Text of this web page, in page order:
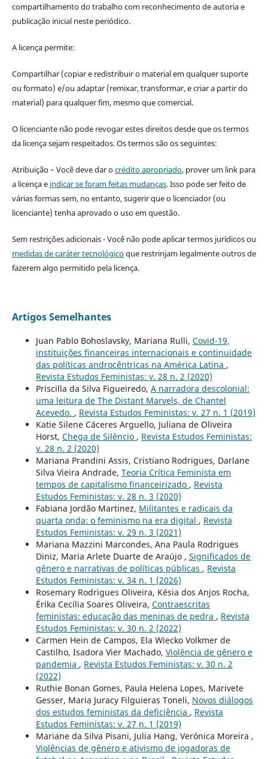
compartilhamento do trabalho com reconhecimento de autoria e
publicação inicial neste periódico.
A licença permite:
Compartilhar (copiar e redistribuir o material em qualquer suporte
ou formato) e/ou adaptar (remixar, transformar, e criar a partir do
material) para qualquer fim, mesmo que comercial.
O licenciante não pode revogar estes direitos desde que os termos
da licença sejam respeitados. Os termos são os seguintes:
Atribuição – Você deve dar ocrédito apropriado, prover um link para
a licença e indicar se foram feitas mudanças. Isso pode ser feito de
várias formas sem, no entanto, sugerir que o licenciador (ou
licenciante) tenha aprovado o uso em questão.
Sem restrições adicionais - Você não pode aplicar termos jurídicos ou
medidas de caráter tecnológicoque restrinjam legalmente outros de
fazerem algo permitido pela licença.
Artigos Semelhantes
Juan Pablo Bohoslavsky, Mariana Rulli, Covid-19,
instituições financeiras internacionais e continuidade
das políticas androcêntricas na América Latina ,
Revista Estudos Feministas: v. 28 n. 2 (2020)
Priscilla da Silva Figueiredo, A narradora descolonial:
uma leitura de The Distant Marvels, de Chantel
Acevedo. , Revista Estudos Feministas: v. 27 n. 1 (2019)
Katie Silene Cáceres Arguello, Juliana de Oliveira
Horst, Chega de Silêncio , Revista Estudos Feministas:
v. 28 n. 2 (2020)
Mariana Prandini Assis, Cristiano Rodrigues, Darlane
Silva Vieira Andrade, Teoria Crítica Feminista em
tempos de capitalismo financeirizado , Revista
Estudos Feministas: v. 28 n. 3 (2020)
Fabiana Jordão Martinez, Militantes e radicais da
quarta onda: o feminismo na era digital , Revista
Estudos Feministas: v. 29 n. 3 (2021)
Mariana Mazzini Marcondes, Ana Paula Rodrigues
Diniz, Maria Arlete Duarte de Araújo , Significados de
gênero e narrativas de políticas públicas , Revista
Estudos Feministas: v. 34 n. 1 (2026)
Rosemary Rodrigues Oliveira, Késia dos Anjos Rocha,
Érika Cecília Soares Oliveira, Contraescritas
feministas: educação das meninas de pedra , Revista
Estudos Feministas: v. 30 n. 2 (2022)
Carmen Hein de Campos, Ela Wiecko Volkmer de
Castilho, Isadora Vier Machado, Violência de gênero e
pandemia , Revista Estudos Feministas: v. 30 n. 2
(2022)
Ruthie Bonan Gomes, Paula Helena Lopes, Marivete
Gesser, Maria Juracy Filguieras Toneli, Novos diálogos
dos estudos feministas da deficiência , Revista
Estudos Feministas: v. 27 n. 1 (2019)
Mariane da Silva Pisani, Julia Hang, Verónica Moreira ,
Violências de gênero e ativismo de jogadoras de